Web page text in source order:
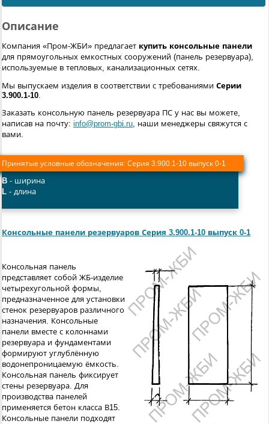
Описание
Компания «Пром-ЖБИ» предлагает купить консольные панели
для прямоугольных емкостных сооружений (панель резервуара),
используемые в тепловых, канализационных сетях.
Мы выпускаем изделия в соответствии с требованиями Серии
3.900.1-10.
Заказать консольную панель резервуара ПС у нас вы можете,
написав на почту: info@prom-gbi.ru, наши менеджеры свяжутся с
вами.
Принятые условные обозначения: Серия 3.900.1-10 выпуск 0-1
B - ширина
L - длина
Консольные панели резервуаров Серия 3.900.1-10 выпуск 0-1
Консольная панель
представляет собой ЖБ-изделие
четырехугольной формы,
предназначенное для установки
стенок резервуаров различного
назначения. Консольные
панели вместе с колоннами
резервуара и фундаментами
формируют углублённую
водонепроницаемую ёмкость.
Консольная панель фиксирует
стены резервуара. Для
производства панелей
применяется бетон класса В15.
Консольные панели подходят